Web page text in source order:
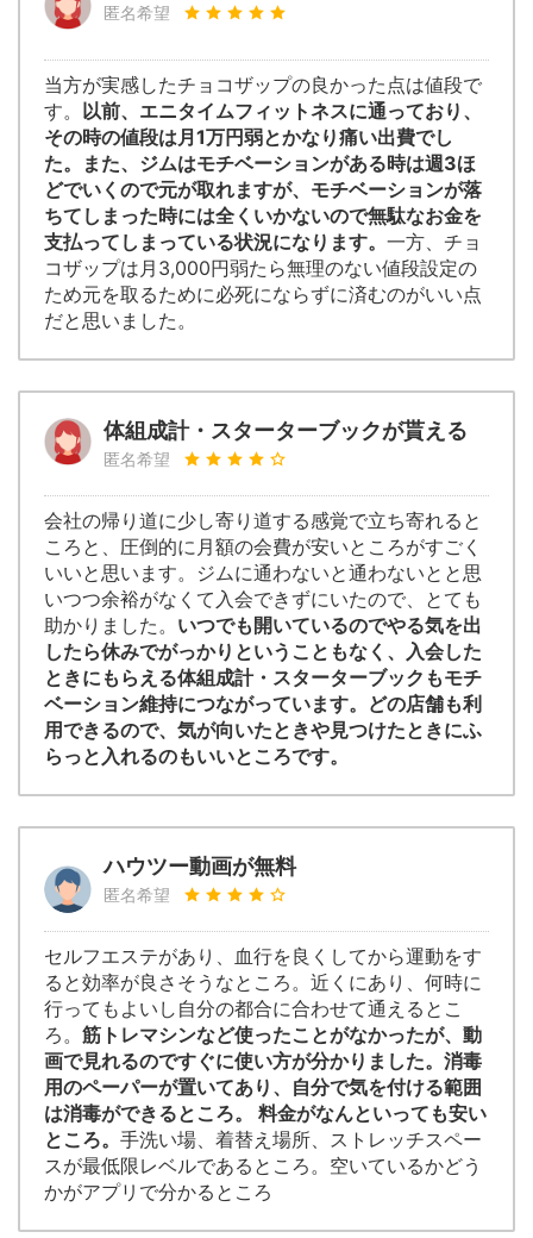
匿名希望
当方が実感したチョコザップの良かった点は値段で
す。 以前、エニタイムフィットネスに通っており、
その時の値段は月1万円弱とかなり痛い出費でし
た。また、ジムはモチベーションがある時は週3ほ
どでいくので元が取れますが、モチベーションが落
ちてしまった時には全くいかないので無駄なお金を
支払ってしまっている状況になります。 一方、チョ
コザップは月3,000円弱たら無理のない値段設定の
ため元を取るために必死にならずに済むのがいい点
だと思いました。
体組成計・スターターブックが貰える
匿名希望
会社の帰り道に少し寄り道する感覚で立ち寄れると
ころと、圧倒的に月額の会費が安いところがすごく
いいと思います。ジムに通わないと通わないとと思
いつつ余裕がなくて入会できずにいたので、とても
助かりました。 いつでも開いているのでやる気を出
したら休みでがっかりということもなく、入会した
ときにもらえる体組成計・スターターブックもモチ
ベーション維持につながっています。どの店舗も利
用できるので、気が向いたときや見つけたときにふ
らっと入れるのもいいところです。
ハウツー動画が無料
匿名希望
セルフエステがあり、血行を良くしてから運動をす
ると効率が良さそうなところ。近くにあり、何時に
行ってもよいし自分の都合に合わせて通えるとこ
ろ。 筋トレマシンなど使ったことがなかったが、動
画で見れるのですぐに使い方が分かりました。消毒
用のペーパーが置いてあり、自分で気を付ける範囲
は消毒ができるところ。 料金がなんといっても安い
ところ。 手洗い場、着替え場所、ストレッチスペー
スが最低限レベルであるところ。空いているかどう
かがアプリで分かるところ